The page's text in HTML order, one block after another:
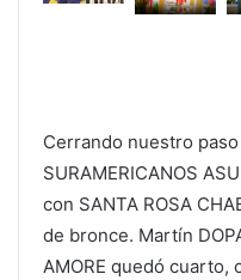
Cerrando nuestro
SURAMERICANOS
con SANTA ROSA
de bronce. Martín
AMORE quedó cuarto,